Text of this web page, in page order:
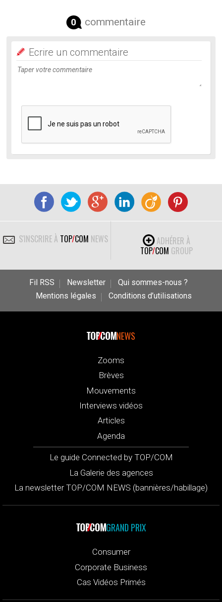
0 commentaire
Ecrire un commentaire
S'INSCRIRE À TOP/COM NEWS
ADHÉRER À
TOP/COM GROUP
Fil RSS Newsletter
Qui sommes-nous ?
Mentions légales
Conditions d’utilisations
NEWS
Zooms
Brèves
Mouvements
Interviews vidéos
Articles
Agenda
Le guide Connected by TOP/COM
La Galerie des agences
La newsletter TOP/COM NEWS (bannières/habillage)
GRAND PRIX
Consumer
Corporate Business
Cas Vidéos Primés